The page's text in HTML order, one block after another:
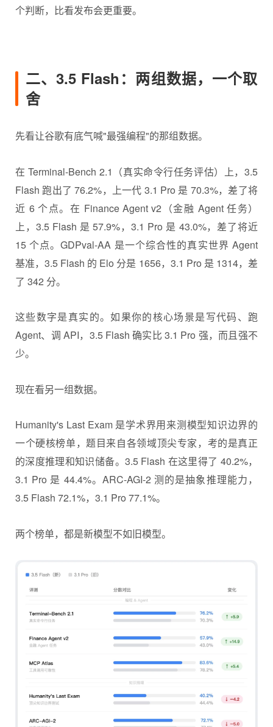
个判断，比看发布会更重要。
二、3.5 Flash：两组数据，一个取
舍
先看让谷歌有底气喊"最强编程"的那组数据。
在 Terminal-Bench 2.1（真实命令行任务评估）上，3.5
Flash 跑出了 76.2%，上一代 3.1 Pro 是 70.3%，差了将
近 6 个点。在 Finance Agent v2（金融 Agent 任务）
上，3.5 Flash 是 57.9%，3.1 Pro 是 43.0%，差了将近
15 个点。GDPval-AA 是一个综合性的真实世界 Agent
基准，3.5 Flash 的 Elo 分是 1656，3.1 Pro 是 1314，差
了 342 分。
这些数字是真实的。如果你的核心场景是写代码、跑
Agent、调 API，3.5 Flash 确实比 3.1 Pro 强，而且强不
少。
现在看另一组数据。
Humanity's Last Exam 是学术界用来测模型知识边界的
一个硬核榜单，题目来自各领域顶尖专家，考的是真正
的深度推理和知识储备。3.5 Flash 在这里得了 40.2%，
3.1 Pro 是 44.4%。ARC-AGI-2 测的是抽象推理能力，
3.5 Flash 72.1%，3.1 Pro 77.1%。
两个榜单，都是新模型不如旧模型。